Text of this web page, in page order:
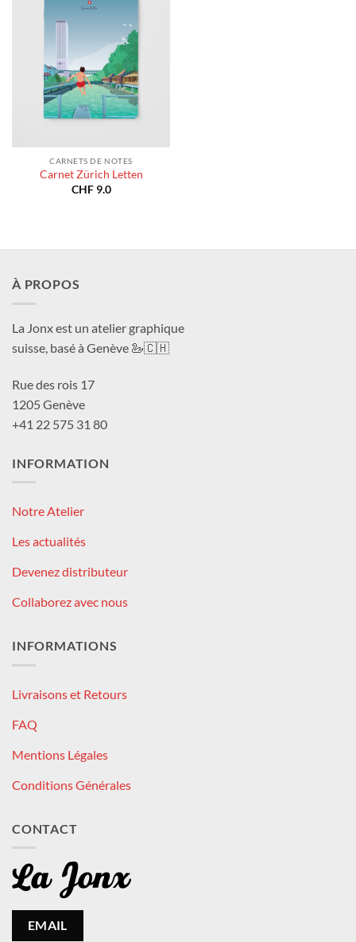
CARNETS DE NOTES
Carnet Zürich Letten
CHF9.0
À PROPOS
La Jonx est un atelier graphique
suisse, basé à Genève 🦢🇨🇭
Rue des rois 17
1205 Genève
+41 22 575 31 80
INFORMATION
Notre Atelier
Les actualités
Devenez distributeur
Collaborez avec nous
INFORMATIONS
Livraisons et Retours
FAQ
Mentions Légales
Conditions Générales
CONTACT
EMAIL